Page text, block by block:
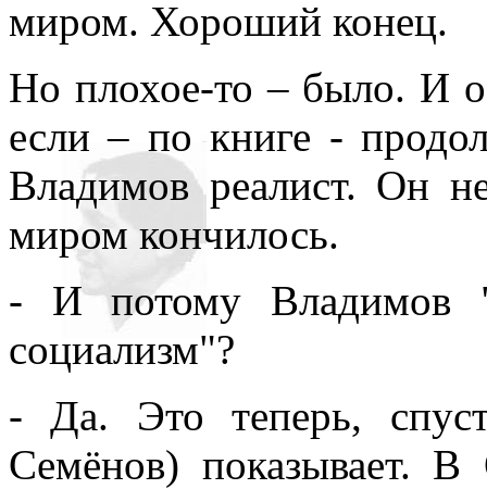
миром. Хороший конец.
Но плохое-то – было. И
если – по книге -
Владимов реалист. Он
миром кончилось.
- И потому Владимов
социализм"?
- Да. Это теперь,
Семёнов) показывает.